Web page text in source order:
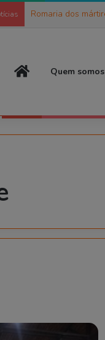
Romaria dos
Página Inicial
Quem somos